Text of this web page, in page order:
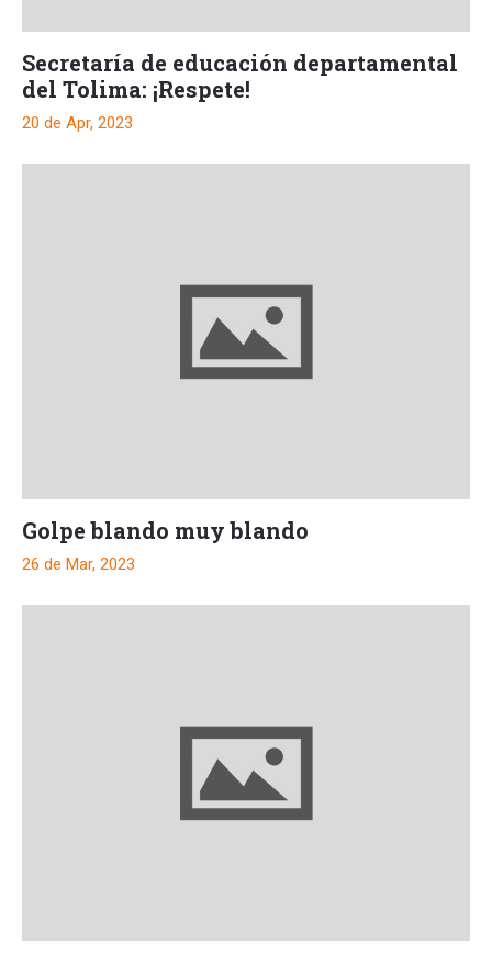
Secretaría de educación departamental
del Tolima: ¡Respete!
20 de Apr, 2023
Golpe blando muy blando
26 de Mar, 2023